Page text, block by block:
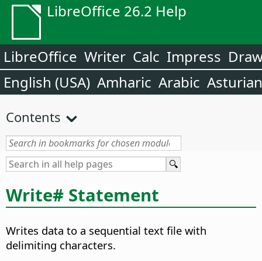
LibreOffice 26.2 Help
LibreOffice Writer Calc Impress
English (USA) Amharic Arabic Asturian
Contents
Write# Statement
Writes data to a sequential text file with
delimiting characters.